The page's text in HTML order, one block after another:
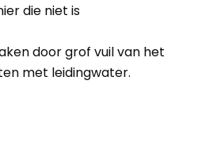
die niet is
door grof vuil van het
met leidingwater.